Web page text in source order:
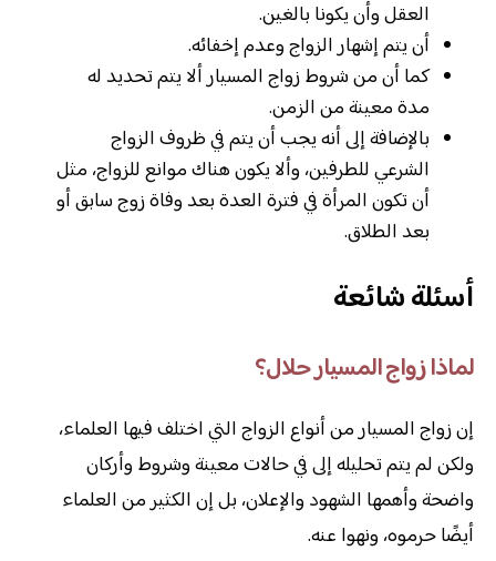
العقل وأن يكونا بالغين.
أن يتم إشهار الزواج وعدم إخفائه.
كما أن من شروط زواج المسيار ألا يتم تحديد له
مدة معينة من الزمن.
بالإضافة إلى أنه يجب أن يتم في ظروف الزواج
الشرعي للطرفين، وألا يكون هناك موانع للزواج، مثل
أن تكون المرأة في فترة العدة بعد وفاة زوج سابق أو
بعد الطلاق.
أسئلة شائعة
لماذا زواج المسيار حلال؟
إن زواج المسيار من أنواع الزواج التي اختلف فيها العلماء،
ولكن لم يتم تحليله إلى في حالات معينة وشروط وأركان
واضحة وأهمها الشهود والإعلان، بل إن الكثير من العلماء
أيضًا حرموه، ونهوا عنه.